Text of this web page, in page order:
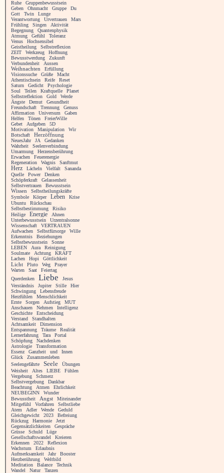
Ruhe
Gruppenbewusstsein
Geben
Ohnmacht Gruppe
Du
Gott
Twin
Lunge
Verantwortung
Urvertrauen
Mars
Frühling
Singen
Aktivität
Begegnung
Quantenphysik
Atmung
Gefühl
Toleranz
Venus
Hochsensibel
Geistheilung
Selbstreflexion
ZEIT
Werkzeug
Hoffnung
Bewusstwerdung
Zukunft
Verbundenheit
Aussen
Weihnachten
Erfüllung
Visionssuche
Grüße
Macht
Athentischsein
Reife
Reset
Saturn
Gedicht
Psychologie
Soul
Teilen Kraftquelle
Planet
Selbstreflektion
Gold
Werde
Ängste
Demut
Gesundheit
Freundschaft
Trennung
Genuss
Affirmation
Universum
Gaben
Helfen
Tönen
FreierWille
Gebet
Aufgeben
5D
Motivation
Manipulation
Wir
Botschaft
Herzöffnung
NeuesJahr
JA
Gedanken
Wahrheit
Seelenverbindung
Umarmung
Herzensberührung
Erwachen
Feuerenergie
Regeneration
Wagnis Sanftmut
Herz Lächeln Vielfalt
Sananda
Quelle
Power
Denken
Schöpferkraft
Gelassenheit
Selbstvertrauen
Bewusstsein
Wissen
Selbstheilungskräfte
Symbole
Körper Leben
Krise
Ubuntu
Rückschau
Selbstbestimmung
Risiko
Heilige
Energie
Ahnen
Unterbewusstsein
Urzentralsonne
Wissenschaft
VERTRAUEN
Aufwachen
Selbstfürsorge
Wille
Erkenntnis
Beziehungen
Selbstbewusstsein
Sonne
LEBEN
Aura
Reinigung
Soulmate
Achtung
KRAFT
Lachen
Hopi Göttlichkeit
Licht Pluto Weg
Prayer
Warten
Saat
Feiertag
Querdenken
Liebe
Jesus
Verständnis
Jupiter Stille
Hier
Schwingung
Lebensfreude
Herzfühlen
Menschlichkeit
Ernte
Sorgen Aufstieg
MUT
Anschauen
Nehmen
Intelligenz
Geschichte
Entscheidung
Verstand
Standhalten
Achtsamkeit
Dimension
Entspannung
Träume
Realität
Lernerfahrung
Tara
Portal
Schöpfung
Nachdenken
Astrologie
Transformation
Essenz
Ganzheit und
Innen
Glück
Zusammenleben
Seelengefährte
Seele
Übungen
Weisheit
Altes LIEBE
Fühlen
Vergebung
Schmerz
Selbstvergebung
Dankbar
Beachtung
Atmen
Ehrlichkeit
NEUBEGINN
Wunder
Bewusstheit
Angst
Miteinander
Mitgefühl
Vorfahren
Selbstliebe
Atem
Adler Wende
Geduld
Gleichgewicht
2023
Befreiung
Rückzug
Harmonie
Jetzt
Gegensätzlichkeiten
Gespräche
Grüsse
Schuld
Lüge
Gesellschaftswandel
Kreieren
Erkennen
2022
Reflexion
Wachstum
Erlaubnis
Aufmerksamkeit
Jahr
Booster
Herzberührung
Weltbild
Meditation
Balance
Technik
Wandel
Natur Tanzen